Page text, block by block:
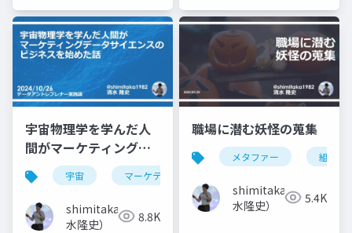
宇宙物理学を学んだ人
間がマーケティングサ
イエンスのビジネスを
始めた話
宇宙 マーケティング
shimitaka（清
水隆史）
8.8K
職場に潜む妖怪の蒐集
メタファー 組織課
shimitaka（清
水隆史）
5.4K